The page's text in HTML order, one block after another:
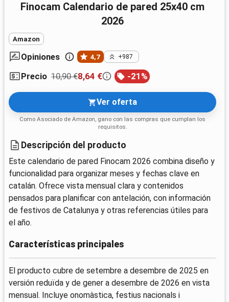
Finocam Calendario de pared 25x40 cm
2026
Amazon
Opiniones 4,7 +987
Precio 10,90 €8,64 € -21 %
Ver oferta
Como Asociado de Amazon, gano con las compras que cumplan los
requisitos.
Descripción del producto
Este calendario de pared Finocam 2026 combina diseño y
funcionalidad para organizar meses y fechas clave en
catalán. Ofrece vista mensual clara y contenidos
pensados para planificar con antelación, con información
de festivos de Catalunya y otras referencias útiles para
el año.
Características principales
El producto cubre de setembre a desembre de 2025 en
versión reduïda y de gener a desembre de 2026 en vista
mensual. Incluye onomàstica, festius nacionals i